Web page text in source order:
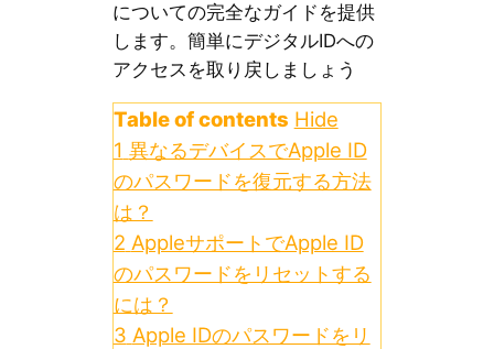
についての完全なガイドを提供
します。簡単にデジタルIDへの
アクセスを取り戻しましょう
Table of contents Hide
1 異なるデバイスでApple ID
のパスワードを復元する方法
は？
2 AppleサポートでApple ID
のパスワードをリセットする
には？
3 Apple IDのパスワードをリ